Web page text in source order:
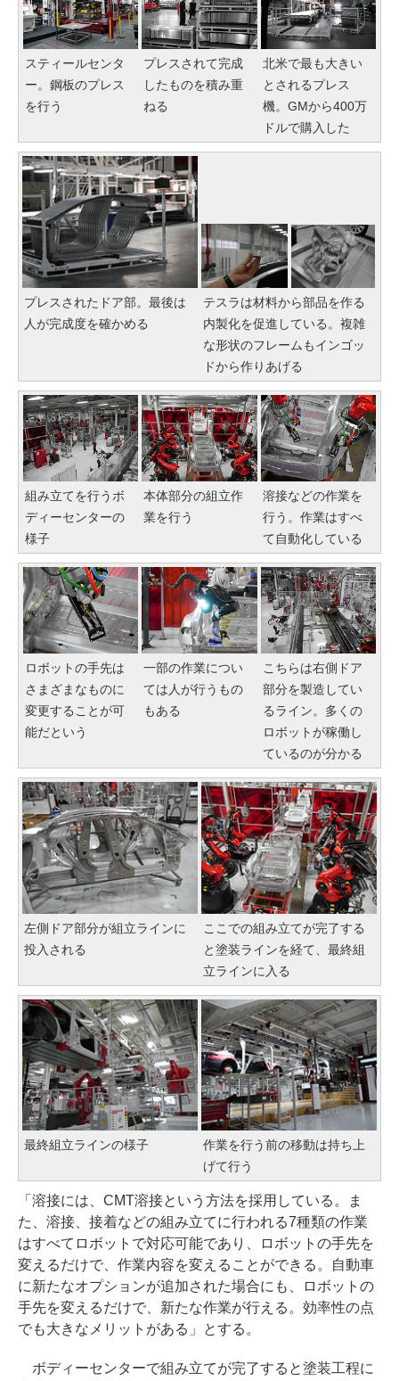
スティールセンタ
ー。鋼板のプレス
を行う
プレスされて完成
したものを積み重
ねる
北米で最も大きい
とされるプレス
機。GMから400万
ドルで購入した
プレスされたドア部。最後は
人が完成度を確かめる
テスラは材料から部品を作る
内製化を促進している。複雑
な形状のフレームもインゴッ
ドから作りあげる
組み立てを行うボ
ディーセンターの
様子
本体部分の組立作
業を行う
溶接などの作業を
行う。作業はすべ
て自動化している
ロボットの手先は
さまざまなものに
変更することが可
能だという
一部の作業につい
ては人が行うもの
もある
こちらは右側ドア
部分を製造してい
るライン。多くの
ロボットが稼働し
ているのが分かる
左側ドア部分が組立ラインに
投入される
ここでの組み立てが完了する
と塗装ラインを経て、最終組
立ラインに入る
最終組立ラインの様子
作業を行う前の移動は持ち上
げて行う
「溶接には、CMT溶接という方法を採用している。ま
た、溶接、接着などの組み立てに行われる7種類の作業
はすべてロボットで対応可能であり、ロボットの手先を
変えるだけで、作業内容を変えることができる。自動車
に新たなオプションが追加された場合にも、ロボットの
手先を変えるだけで、新たな作業が行える。効率性の点
でも大きなメリットがある」とする。
ボディーセンターで組み立てが完了すると塗装工程に